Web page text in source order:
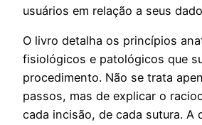
usuários em relação a seus
O livro detalha os princípios
fisiológicos e patológicos que
procedimento. Não se trata
passos, mas de explicar o
cada incisão, de cada sutura. A